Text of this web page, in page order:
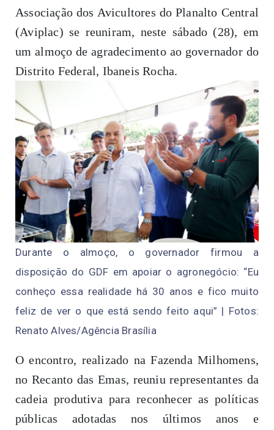
Associação dos Avicultores do Planalto Central
(Aviplac) se reuniram, neste sábado (28), em
um almoço de agradecimento ao governador do
Distrito Federal, Ibaneis Rocha.
Durante o almoço, o governador firmou a
disposição do GDF em apoiar o agronegócio: “Eu
conheço essa realidade há 30 anos e fico muito
feliz de ver o que está sendo feito aqui” | Fotos:
Renato Alves/Agência Brasília
O encontro, realizado na Fazenda Milhomens,
no Recanto das Emas, reuniu representantes da
cadeia produtiva para reconhecer as políticas
públicas adotadas nos últimos anos e